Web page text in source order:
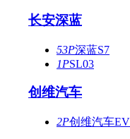
长安深蓝
53P深蓝S7
1PSL03
创维汽车
2P创维汽车